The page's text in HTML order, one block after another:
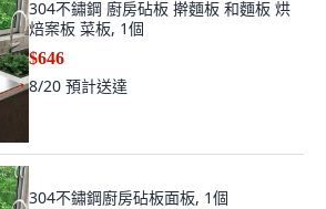
304不鏽鋼 廚房砧板 擀麵板 和麵板 烘
焙案板 菜板, 1個
$646
8/20 預計送達
304不鏽鋼廚房砧板面板, 1個